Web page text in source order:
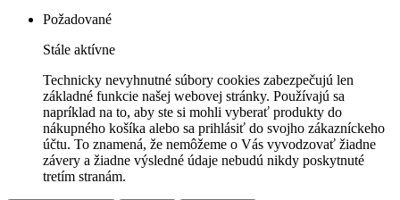
Požadované
Stále aktívne
Technicky nevyhnutné súbory cookies zabezpečujú len
základné funkcie našej webovej stránky. Používajú sa
napríklad na to, aby ste si mohli vyberať produkty do
nákupného košíka alebo sa prihlásiť do svojho zákazníckeho
účtu. To znamená, že nemôžeme o Vás vyvodzovať žiadne
závery a žiadne výsledné údaje nebudú nikdy poskytnuté
tretím stranám.